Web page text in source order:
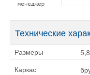
менеджер
Технические
Размеры
Каркас